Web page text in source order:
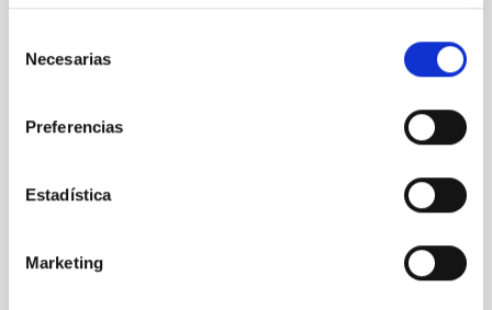
Necesarias
Preferencias
Estadística
Marketing
monitoring of the Einstein Cross
quadruply-imaged gravitationally lensed quasar QSO
hemispheres and using a new photometric
technique. This technique uses a region far enough
sky background level